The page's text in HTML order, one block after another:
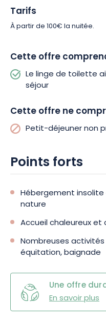
Tarifs
À partir de 100€ la nuitée.
Cette offre
Le linge de toilette
séjour
Cette offre ne
Petit-déjeuner non
Points forts
Hébergement
nature
Accueil chaleureux
Nombreuses
équitation, baignade
Une offre
En savoir plus